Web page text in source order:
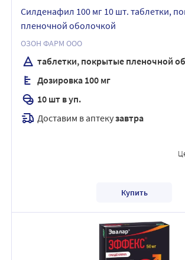
Силденафил 100 мг 10 шт. таблетки,
пленочной оболочкой
ОЗОН ФАРМ ООО
таблетки, покрытые пленочной
Дозировка 100 мг
10 шт в уп.
Доставим в аптекузавтра
Купить